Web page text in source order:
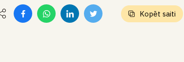
Kopēt saiti